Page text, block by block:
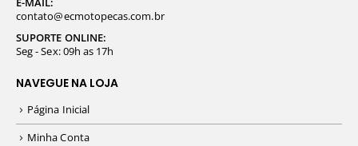
contato@ecmotopecas.com.br
SUPORTE ONLINE:
Seg - Sex: 09h as 17h
NAVEGUE NA LOJA
Página Inicial
Minha Conta